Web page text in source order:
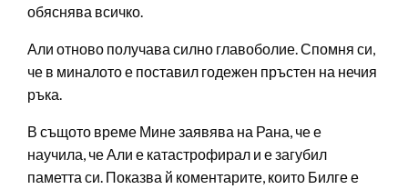
обяснява всичко.
Али отново получава силно главоболие. Спомня си,
че в миналото е поставил годежен пръстен на нечия
ръка.
В същото време Мине заявява на Рана, че е
научила, че Али е катастрофирал и е загубил
паметта си. Показва й коментарите, които Билге е